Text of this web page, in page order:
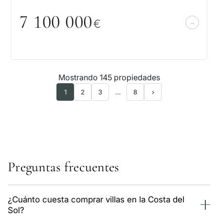
7 100 000€
Mostrando 145 propiedades
1 2 3 … 8 ›
Preguntas frecuentes
¿Cuánto cuesta comprar villas en la Costa del
Sol?